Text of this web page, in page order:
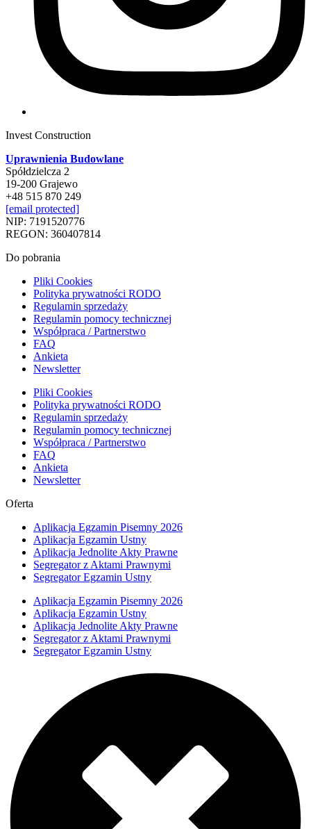
Invest Construction
Uprawnienia Budowlane
Spółdzielcza 2
19-200 Grajewo
+48 515 870 249
[email protected]
NIP: 7191520776
REGON: 360407814
Do pobrania
Pliki Cookies
Polityka prywatności RODO
Regulamin sprzedaży
Regulamin pomocy technicznej
Współpraca / Partnerstwo
FAQ
Ankieta
Newsletter
Pliki Cookies
Polityka prywatności RODO
Regulamin sprzedaży
Regulamin pomocy technicznej
Współpraca / Partnerstwo
FAQ
Ankieta
Newsletter
Oferta
Aplikacja Egzamin Pisemny 2026
Aplikacja Egzamin Ustny
Aplikacja Jednolite Akty Prawne
Segregator z Aktami Prawnymi
Segregator Egzamin Ustny
Aplikacja Egzamin Pisemny 2026
Aplikacja Egzamin Ustny
Aplikacja Jednolite Akty Prawne
Segregator z Aktami Prawnymi
Segregator Egzamin Ustny